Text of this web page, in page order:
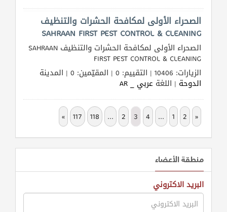
الصحراء الأولى لمكافحة الحشرات والتنظيف
SAHRAAN FIRST PEST CONTROL & CLEANING
الصحراء الأولى لمكافحة الحشرات والتنظيف SAHRAAN
FIRST PEST CONTROL & CLEANING
الزيارات: 10406 | التقييم: 0 | المقيّمين: 0 | المدينة
الدوحة | اللغة عربي _ AR
«
1 2
...
2 3 4
...
117 118
»
منطقة الأعضاء
البريد الاكتروني